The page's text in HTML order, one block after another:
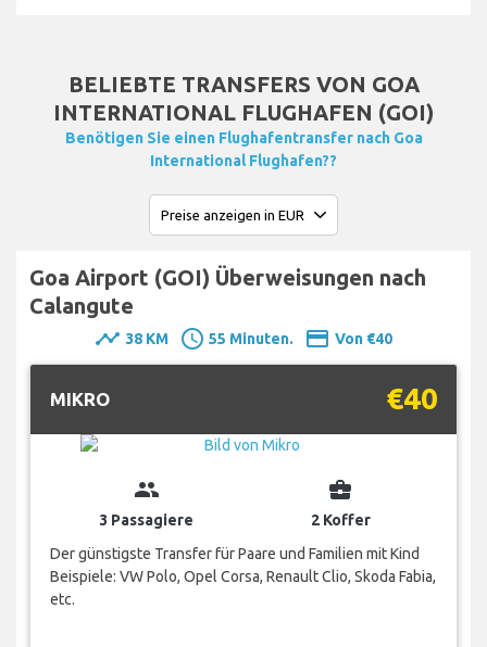
BELIEBTE TRANSFERS VON GOA
INTERNATIONAL FLUGHAFEN (GOI)
Benötigen Sie einen Flughafentransfer nach Goa
International Flughafen??
Goa Airport (GOI) Überweisungen nach
Calangute
timeline 38 KM schedule 55 Minuten. payment Von €40
MIKRO €40
group
3 Passagiere
business_center
2 Koffer
Der günstigste Transfer für Paare und Familien mit Kind
Beispiele: VW Polo, Opel Corsa, Renault Clio, Skoda Fabia,
etc.